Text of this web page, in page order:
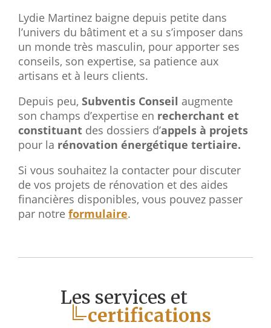
Lydie Martinez baigne depuis petite dans
l’univers du bâtiment et a su s’imposer dans
un monde très masculin, pour apporter ses
conseils, son expertise, sa patience aux
artisans et à leurs clients.
Depuis peu, Subventis Conseil augmente
son champs d’expertise en recherchant et
constituant des dossiers d’appels à projets
pour la rénovation énergétique tertiaire.
Si vous souhaitez la contacter pour discuter
de vos projets de rénovation et des aides
financières disponibles, vous pouvez passer
par notre formulaire.
Les services et
certifications